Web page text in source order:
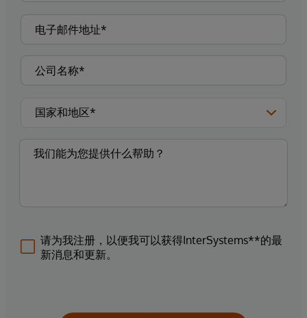
请为我注册，以便我可以获得InterSystems**的最
新消息和更新。